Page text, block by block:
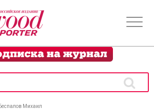
Беспалов Михаил